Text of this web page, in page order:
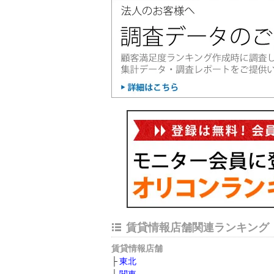
賃貸情報店舗関連ランキング
賃貸情報店舗
東北